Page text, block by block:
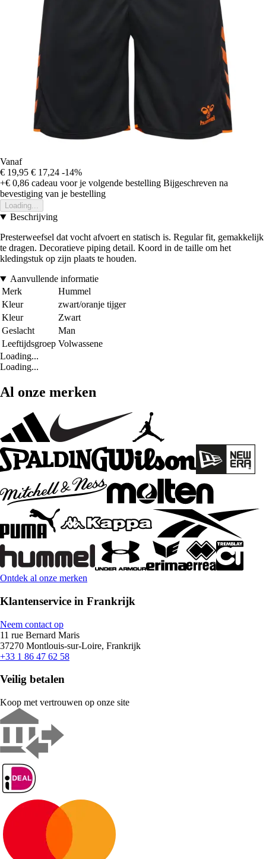
Vanaf
€ 19,95 € 17,24 -14%
+€ 0,86 cadeau voor je volgende bestelling Bijgeschreven na
bevestiging van je bestelling
Loading...
Beschrijving
Presterweefsel dat vocht afvoert en statisch is. Regular fit, gemakkelijk
te dragen. Decoratieve piping detail. Koord in de taille om het
kledingstuk op zijn plaats te houden.
Aanvullende informatie
Merk
Hummel
Kleur
zwart/oranje tijger
Kleur
Zwart
Geslacht
Man
Leeftijdsgroep Volwassene
Loading...
Loading...
Al onze merken
Ontdek al onze merken
Klantenservice in Frankrijk
Neem contact op
11 rue Bernard Maris
37270 Montlouis-sur-Loire, Frankrijk
+33 1 86 47 62 58
Veilig betalen
Koop met vertrouwen op onze site